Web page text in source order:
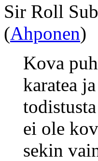
Sir Roll
(Ahponen)
Kova
karatea
ei ole
sekin